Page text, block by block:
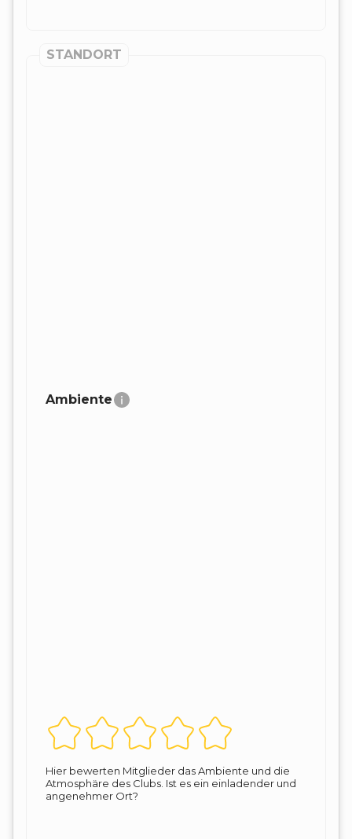
STANDORT
Ambiente
Hier bewerten Mitglieder das Ambiente und die
Atmosphäre des Clubs. Ist es ein einladender und
angenehmer Ort?